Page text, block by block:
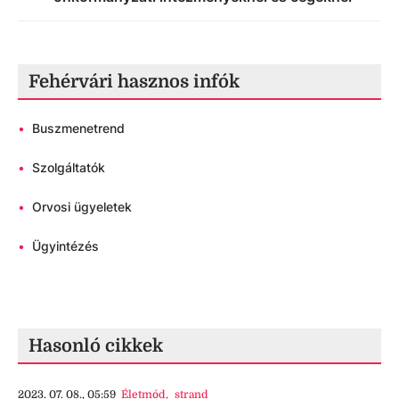
Fehérvári hasznos infók
• Buszmenetrend
• Szolgáltatók
• Orvosi ügyeletek
• Ügyintézés
Hasonló cikkek
2023. 07. 08., 05:59 Életmód, strand